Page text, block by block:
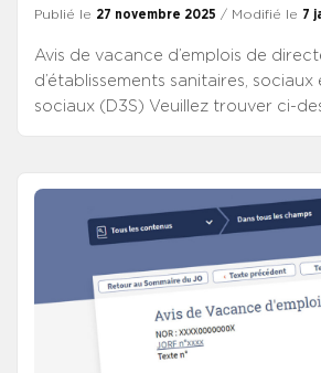
Publié le 27 novembre 2025 / Modifié le 7
Avis de vacance d’emplois de
d’établissements sanitaires,
sociaux (D3S) Veuillez trouver ci-
emplois de chef d’établissement (6
emplois). CONSULTER L’AVIS DE
D’ÉTABLISSEMENT CONSULTER LES
SÉLECTION AUX EMPLOIS DE CHEF
D’ÉTABLISSEMENT Cet avis,
du 31/07/2020 relatif aux emplois
fonction publique, décrit les offres